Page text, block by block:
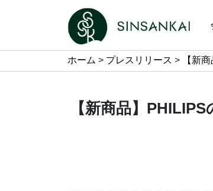
ホーム > プレスリリース > 【新
【新商品】